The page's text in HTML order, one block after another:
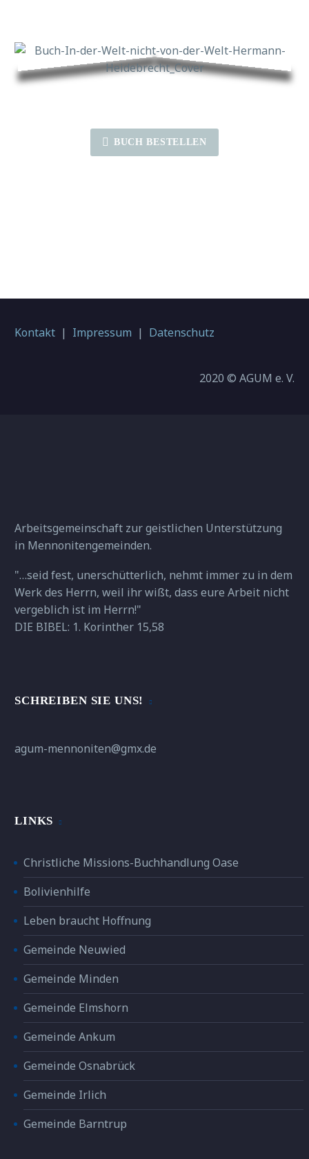
 BUCH BESTELLEN
Kontakt | Impressum | Datenschutz
2020 © AGUM e. V.
Arbeitsgemeinschaft zur geistlichen Unterstützung
in Mennonitengemeinden.
"…seid fest, unerschütterlich, nehmt immer zu in dem
Werk des Herrn, weil ihr wißt, dass eure Arbeit nicht
vergeblich ist im Herrn!"
DIE BIBEL: 1. Korinther 15,58
SCHREIBEN SIE UNS!
agum-mennoniten@gmx.de
LINKS
Christliche Missions-Buchhandlung Oase
Bolivienhilfe
Leben braucht Hoffnung
Gemeinde Neuwied
Gemeinde Minden
Gemeinde Elmshorn
Gemeinde Ankum
Gemeinde Osnabrück
Gemeinde Irlich
Gemeinde Barntrup